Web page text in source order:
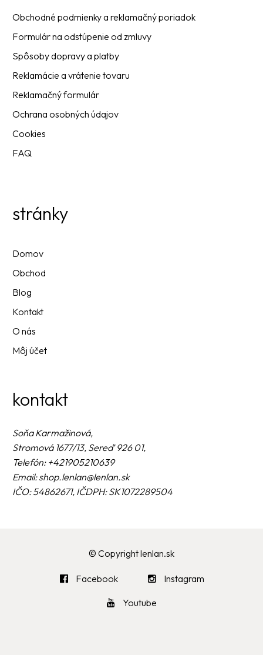
Obchodné podmienky a reklamačný poriadok
Formulár na odstúpenie od zmluvy
Spôsoby dopravy a platby
Reklamácie a vrátenie tovaru
Reklamačný formulár
Ochrana osobných údajov
Cookies
FAQ
stránky
Domov
Obchod
Blog
Kontakt
O nás
Môj účet
kontakt
Soňa Karmažinová,
Stromová 1677/13, Sereď 926 01,
Telefón: +421905210639
Email: shop.lenlan@lenlan.sk
IČO: 54862671, IČDPH: SK1072289504
© Copyright lenlan.sk
 Facebook  Instagram
 Youtube